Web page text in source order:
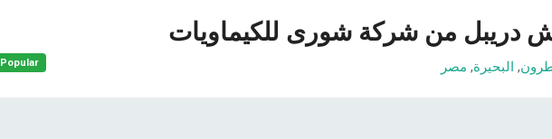
دريبل من شركة شورى للكيماويات
, البحيرة, مصر Popular